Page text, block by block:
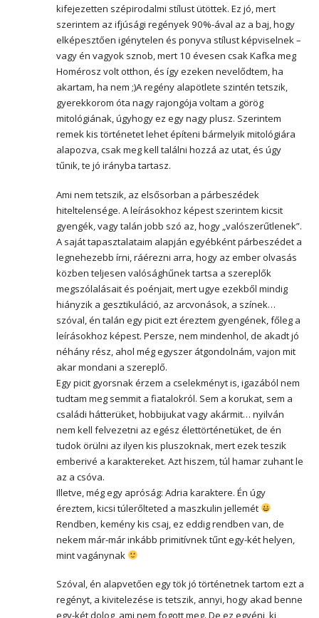
kifejezetten szépirodalmi stílust ütöttek. Ez jó, mert
szerintem az ifjúsági regények 90%-ával az a baj, hogy
elképesztően igénytelen és ponyva stílust képviselnek –
vagy én vagyok sznob, mert 10 évesen csak Kafka meg
Homérosz volt otthon, és így ezeken nevelődtem, ha
akartam, ha nem ;)A regény alapötlete szintén tetszik,
gyerekkorom óta nagy rajongója voltam a görög
mitológiának, úgyhogy ez egy nagy plusz. Szerintem
remek kis történetet lehet építeni bármelyik mitológiára
alapozva, csak meg kell találni hozzá az utat, és úgy
tűnik, te jó irányba tartasz.
Ami nem tetszik, az elsősorban a párbeszédek
hiteltelensége. A leírásokhoz képest szerintem kicsit
gyengék, vagy talán jobb szó az, hogy „valószerűtlenek”.
A saját tapasztalataim alapján egyébként párbeszédet a
legnehezebb írni, ráérezni arra, hogy az ember olvasás
közben teljesen valósághűnek tartsa a szereplők
megszólalásait és poénjait, mert ugye ezekből mindig
hiányzik a gesztikuláció, az arcvonások, a színek…
szóval, én talán egy picit ezt éreztem gyengének, főleg a
leírásokhoz képest. Persze, nem mindenhol, de akadt jó
néhány rész, ahol még egyszer átgondolnám, vajon mit
akar mondani a szereplő.
Egy picit gyorsnak érzem a cselekményt is, igazából nem
tudtam meg semmit a fiatalokról. Sem a korukat, sem a
családi hátterüket, hobbijukat vagy akármit… nyilván
nem kell felvezetni az egész élettörténetüket, de én
tudok örülni az ilyen kis pluszoknak, mert ezek teszik
emberivé a karaktereket. Azt hiszem, túl hamar zuhant le
az a csóva.
Illetve, még egy apróság: Adria karaktere. Én úgy
éreztem, kicsi túlerőlteted a maszkulin jellemét
Rendben, kemény kis csaj, ez eddig rendben van, de
nekem már-már inkább primitívnek tűnt egy-két helyen,
mint vagánynak
Szóval, én alapvetően egy tök jó történetnek tartom ezt a
regényt, a kivitelezése is tetszik, annyi, hogy akad benne
egy-két dolog, ami nem fogott meg. De ez egyéni, ki